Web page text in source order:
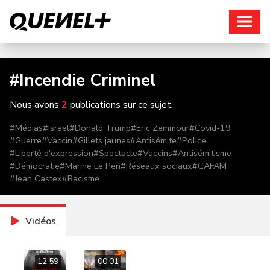
#Incendie Criminel
Nous avons 2 publications sur ce sujet.
#Médias#Israël#Donald Trump#Eric Zemmour#Covid-19
#Guerre#Vaccin#Gillets jaunes#Antisémite#Police
#Liberté d'expression#Spectacle#Vaccins#Antisémitisme
#Démocratie#Marine Le Pen#Réseaux sociaux#GAFAM
#Jean Castex#Racisme
Vidéos
12:59 00:01